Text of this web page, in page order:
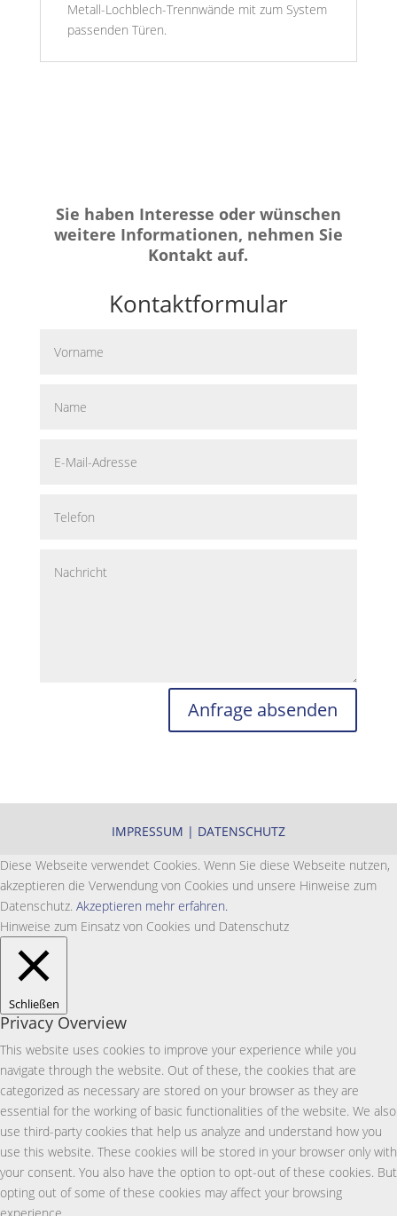
Metall-Lochblech-Trennwände mit zum System
passenden Türen.
Sie haben Interesse oder wünschen
weitere Informationen, nehmen Sie
Kontakt auf.
Kontaktformular
Anfrage absenden
IMPRESSUM | DATENSCHUTZ
Diese Webseite verwendet Cookies. Wenn Sie diese Webseite nutzen,
akzeptieren die Verwendung von Cookies und unsere Hinweise zum
Datenschutz. Akzeptieren mehr erfahren.
Hinweise zum Einsatz von Cookies und Datenschutz
Schließen
Privacy Overview
This website uses cookies to improve your experience while you
navigate through the website. Out of these, the cookies that are
categorized as necessary are stored on your browser as they are
essential for the working of basic functionalities of the website. We also
use third-party cookies that help us analyze and understand how you
use this website. These cookies will be stored in your browser only with
your consent. You also have the option to opt-out of these cookies. But
opting out of some of these cookies may affect your browsing